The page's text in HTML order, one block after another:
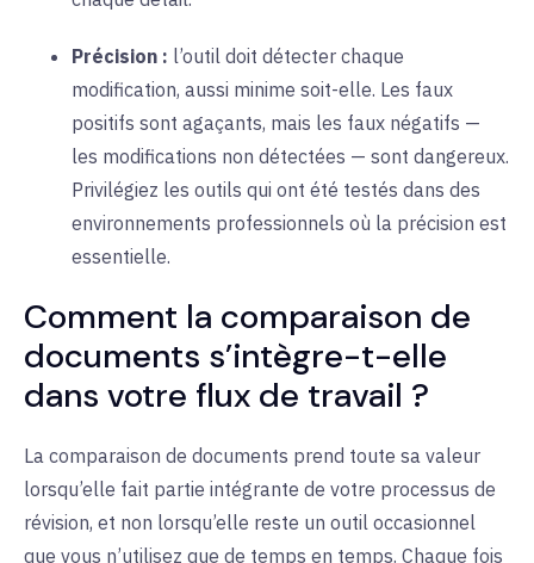
Précision : l’outil doit détecter chaque
modification, aussi minime soit-elle. Les faux
positifs sont agaçants, mais les faux négatifs —
les modifications non détectées — sont dangereux.
Privilégiez les outils qui ont été testés dans des
environnements professionnels où la précision est
essentielle.
Comment la comparaison de
documents s’intègre-t-elle
dans votre flux de travail ?
La comparaison de documents prend toute sa valeur
lorsqu’elle fait partie intégrante de votre processus de
révision, et non lorsqu’elle reste un outil occasionnel
que vous n’utilisez que de temps en temps. Chaque fois